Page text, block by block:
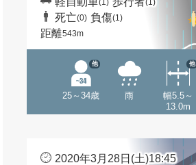
(1) (1)
死亡(0) 負傷(1)
距離543m
25～34歳
他
雨
幅5.5～
13.0m
他
2020年3月28日(土)18:45